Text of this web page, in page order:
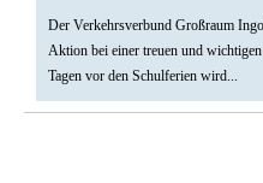
Der Verkehrsverbund Großraum
Aktion bei einer treuen und
Tagen vor den Schulferien wird...